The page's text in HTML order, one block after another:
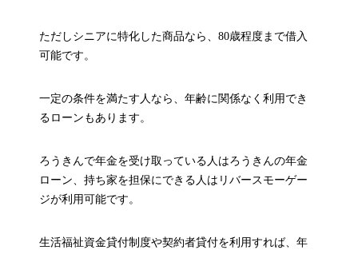
ただしシニアに特化した商品なら、80歳程度まで借入
可能です。
一定の条件を満たす人なら、年齢に関係なく利用でき
るローンもあります。
ろうきんで年金を受け取っている人はろうきんの年金
ローン、持ち家を担保にできる人はリバースモーゲー
ジが利用可能です。
生活福祉資金貸付制度や契約者貸付を利用すれば、年